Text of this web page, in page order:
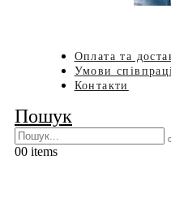
Оплата та
Умови
Контакти
Пошук
00 items